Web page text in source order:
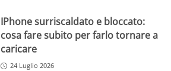
IPhone surriscaldato e bloccato:
cosa fare subito per farlo tornare a
caricare
24 Luglio 2026